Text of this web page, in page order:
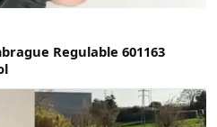
Regulable 601163